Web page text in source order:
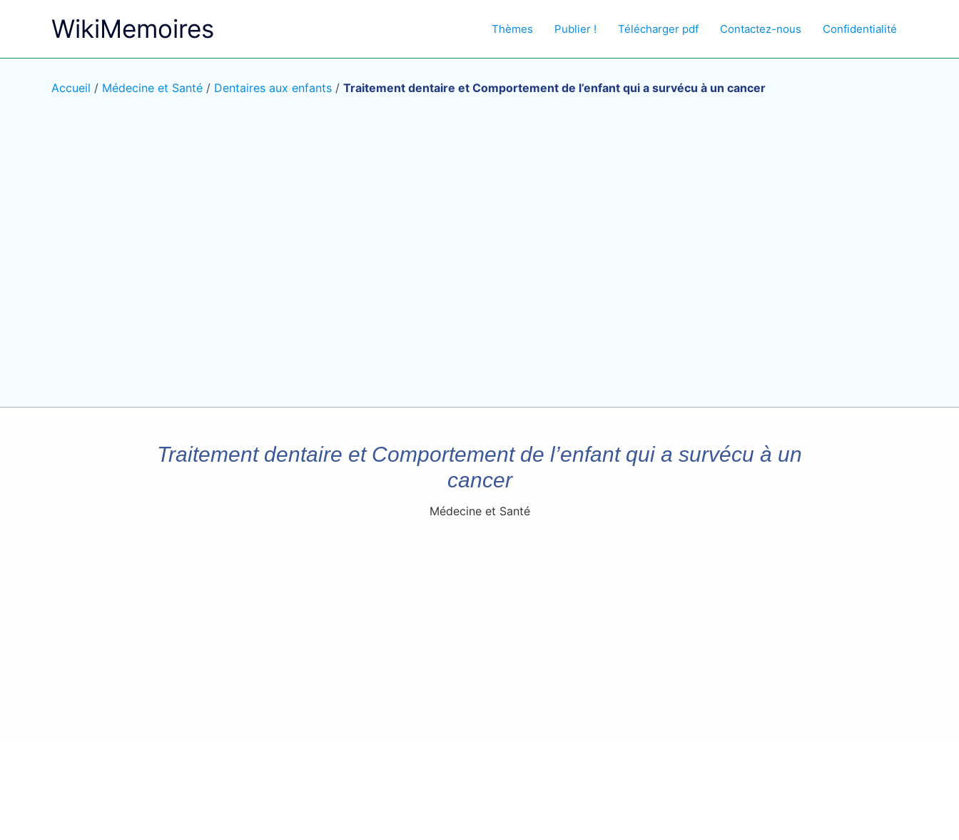
WikiMemoires Thèmes Publier ! Télécharger pdf Contactez-nous Confidentialité
Accueil / Médecine et Santé / Dentaires aux enfants / Traitement dentaire et Comportement de l’enfant qui a survécu à un cancer
Traitement dentaire et Comportement de l’enfant qui a survécu à un
cancer
Médecine et Santé